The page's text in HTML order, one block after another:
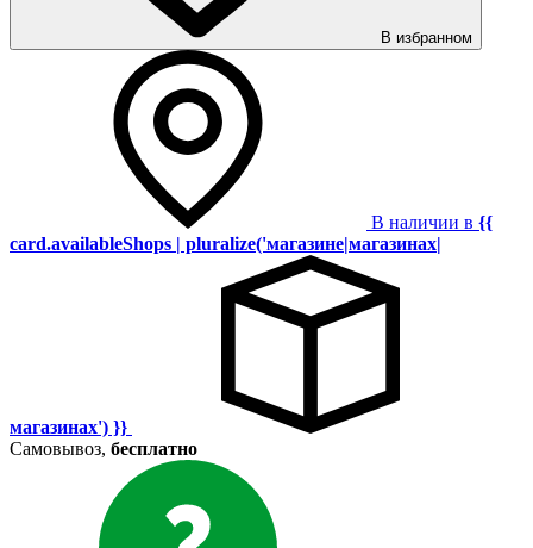
В избранном
В наличии в {{
card.availableShops | pluralize('магазине|магазинах|
магазинах') }}
Самовывоз, бесплатно